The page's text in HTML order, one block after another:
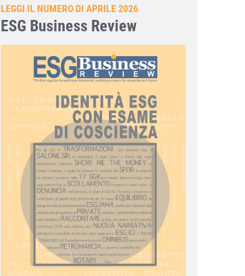
LEGGI IL NUMERO DI APRILE 2026
ESG Business Review